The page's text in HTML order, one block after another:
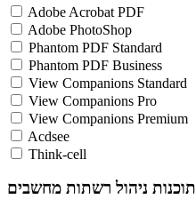
Adobe Acrobat PDF
Adobe PhotoShop
Phantom PDF Standard
Phantom PDF Business
View Companions Standard
View Companions Pro
View Companions Premium
Acdsee
Think-cell
תוכנות ניהול רשתות מחשבים